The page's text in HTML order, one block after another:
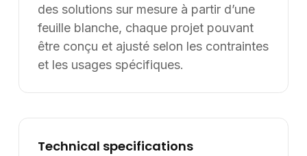
Rafraîchir la page